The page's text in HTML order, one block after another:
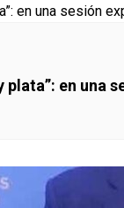
plata”: en una